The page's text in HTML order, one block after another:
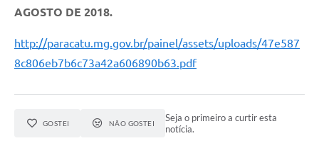
AGOSTO DE 2018.
http://paracatu.mg.gov.br/painel/assets/uploads/47e587
8c806eb7b6c73a42a606890b63.pdf
GOSTEI NÃO GOSTEI
Seja o primeiro a curtir esta
notícia.